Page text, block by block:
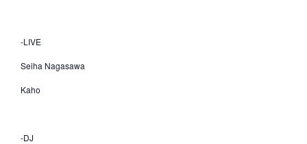
-LIVE
Seiha Nagasawa
Kaho
-DJ